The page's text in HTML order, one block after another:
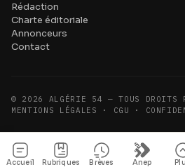
Rédaction
Charte éditoriale
Annonceurs
Contact
© 2026
ALGÉRIE 54 — TOUS DROITS
MENTIONS LÉGALES · CGU ·
Accueil Rubriques Brèves Anep